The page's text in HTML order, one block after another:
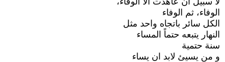
الوفاء، ثم الوفاء
الكل سائر باتجاه واحد مثل
النهار يتبعه حتماً المساء
سنة حتمية
و من يسيئ لابد ان يساء